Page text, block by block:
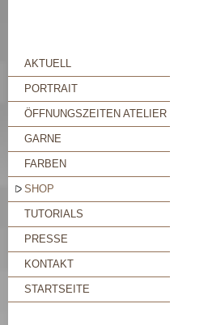
AKTUELL
PORTRAIT
ÖFFNUNGSZEITEN ATELIER
GARNE
FARBEN
SHOP
TUTORIALS
PRESSE
KONTAKT
STARTSEITE